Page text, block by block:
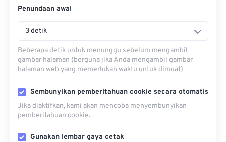
Penundaan awal
3 detik
Beberapa detik untuk menunggu sebelum mengambil
gambar halaman (berguna jika Anda mengambil gambar
halaman web yang memerlukan waktu untuk dimuat)
Sembunyikan pemberitahuan cookie secara otomatis
Jika diaktifkan, kami akan mencoba menyembunyikan
pemberitahuan cookie.
Gunakan lembar gaya cetak